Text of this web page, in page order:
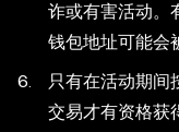
诈或有害活动。
钱包地址可能会
只有在活动期间
交易才有资格获